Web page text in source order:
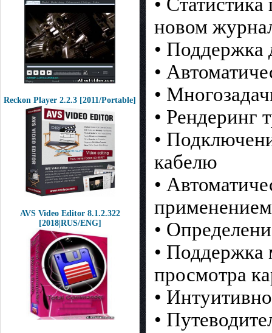
Reckon Player 2.2.3 [2011/Portable]
AVS Video Editor 8.1.2.322
[2018|RUS/ENG]
новом
• Поддержка
•
•
• Рендеринг
•
кабелю
•
применением
•
• Поддержка
просмотра
•
•